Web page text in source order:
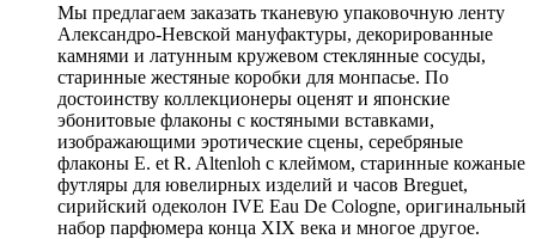
Мы предлагаем заказать тканевую упаковочную ленту
Александро-Невской мануфактуры, декорированные
камнями и латунным кружевом стеклянные сосуды,
старинные жестяные коробки для монпасье. По
достоинству коллекционеры оценят и японские
эбонитовые флаконы с костяными вставками,
изображающими эротические сцены, серебряные
флаконы E. et R. Altenloh с клеймом, старинные кожаные
футляры для ювелирных изделий и часов Breguet,
сирийский одеколон IVE Eau De Cologne, оригинальный
набор парфюмера конца XIX века и многое другое.